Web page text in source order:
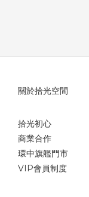
關於拾光空間
拾光初心
商業合作
環中旗艦門市
VIP會員制度